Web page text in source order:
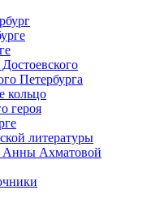
Петербурга
кольцо
героя
литературы
Анны Ахматовой